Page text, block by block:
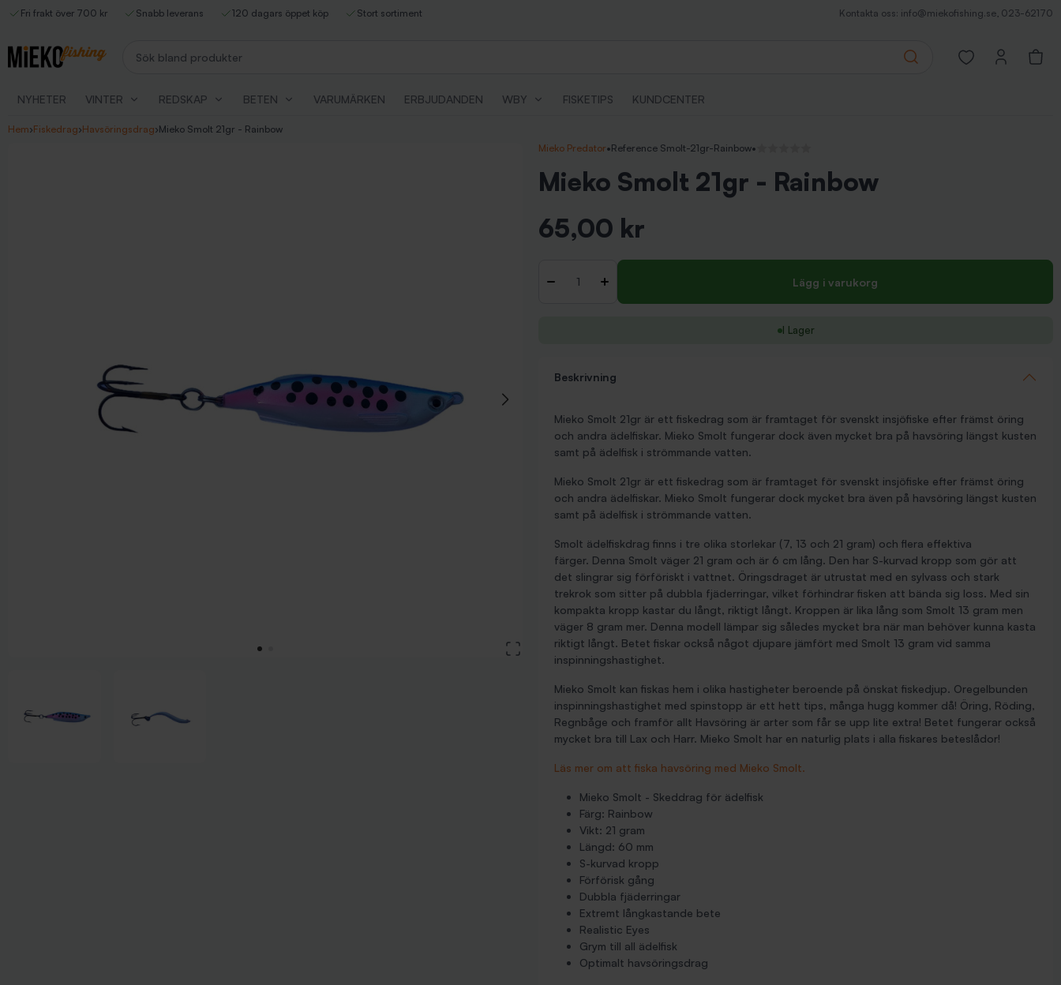
Fri frakt över 700 kr Snabb leverans 120 dagars öppet köp Stort sortiment Kontakta oss: info@miekofishing.se, 023-62170
Search
Open favorites
NYHETER VINTER REDSKAP BETEN VARUMÄRKEN ERBJUDANDEN WBY FISKETIPS KUNDCENTER
Hem›Fiskedrag›Havsöringsdrag›Mieko Smolt 21gr - Rainbow
View large image
Mieko Predator•Reference Smolt-21gr-Rainbow•
Mieko Smolt 21gr - Rainbow
65,00 kr
- + Lägg i varukorg
I Lager
Beskrivning
Mieko Smolt 21gr är ett fiskedrag som är framtaget för svenskt insjöfiske efter främst öring
och andra ädelfiskar. Mieko Smolt fungerar dock även mycket bra på havsöring längst kusten
samt på ädelfisk i strömmande vatten.
Mieko Smolt 21gr är ett fiskedrag som är framtaget för svenskt insjöfiske efter främst öring
och andra ädelfiskar. Mieko Smolt fungerar dock mycket bra även på havsöring längst kusten
samt på ädelfisk i strömmande vatten.
Smolt ädelfiskdrag finns i tre olika storlekar (7, 13 och 21 gram) och flera effektiva
färger. Denna Smolt väger 21 gram och är 6 cm lång. Den har S-kurvad kropp som gör att
det slingrar sig förföriskt i vattnet. Öringsdraget är utrustat med en sylvass och stark
trekrok som sitter på dubbla fjäderringar, vilket förhindrar fisken att bända sig loss. Med sin
kompakta kropp kastar du långt, riktigt långt. Kroppen är lika lång som Smolt 13 gram men
väger 8 gram mer. Denna modell lämpar sig således mycket bra när man behöver kunna kasta
riktigt långt. Betet fiskar också något djupare jämfört med Smolt 13 gram vid samma
inspinningshastighet.
Mieko Smolt kan fiskas hem i olika hastigheter beroende på önskat fiskedjup. Oregelbunden
inspinningshastighet med spinstopp är ett hett tips, många hugg kommer då! Öring, Röding,
Regnbåge och framför allt Havsöring är arter som får se upp lite extra! Betet fungerar också
mycket bra till Lax och Harr. Mieko Smolt har en naturlig plats i alla fiskares beteslådor!
Läs mer om att fiska havsöring med Mieko Smolt.
Mieko Smolt - Skeddrag för ädelfisk
Färg: Rainbow
Vikt: 21 gram
Längd: 60 mm
S-kurvad kropp
Förförisk gång
Dubbla fjäderringar
Extremt långkastande bete
Realistic Eyes
Grym till all ädelfisk
Optimalt havsöringsdrag